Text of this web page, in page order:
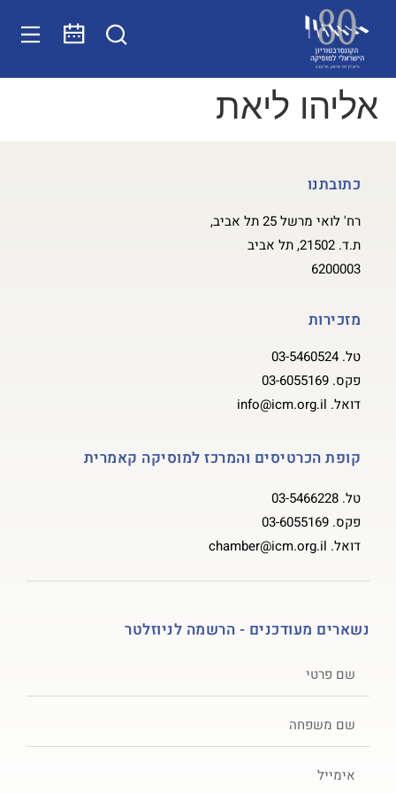
אליהו ליאת
כתובתנו
רח' לואי מרשל 25 תל אביב,
ת.ד. 21502, תל אביב
6200003
מזכירות
טל. 03-5460524
פקס. 03-6055169
דואל. info@icm.org.il
קופת הכרטיסים והמרכז למוסיקה קאמרית
טל. 03-5466228
פקס. 03-6055169
דואל. chamber@icm.org.il
נשארים מעודכנים - הרשמה לניוזלטר